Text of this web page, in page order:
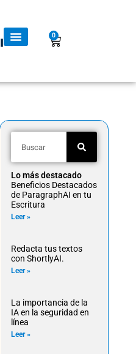
0
Lo más destacado
Beneficios Destacados
de ParagraphAI en tu
Escritura
Leer »
Redacta tus textos
con ShortlyAI.
Leer »
La importancia de la
IA en la seguridad en
línea
Leer »